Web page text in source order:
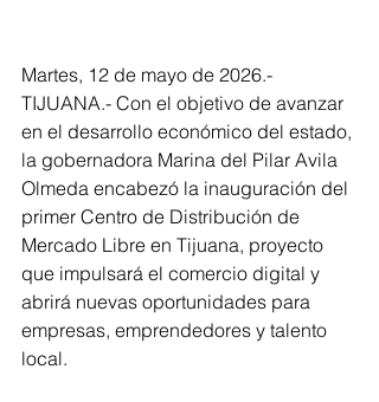
Martes, 12 de mayo de 2026.-
TIJUANA.- Con el objetivo de avanzar
en el desarrollo económico del estado,
la gobernadora Marina del Pilar Avila
Olmeda encabezó la inauguración del
primer Centro de Distribución de
Mercado Libre en Tijuana, proyecto
que impulsará el comercio digital y
abrirá nuevas oportunidades para
empresas, emprendedores y talento
local.